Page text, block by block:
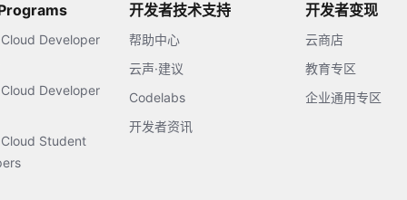
Developer
Developer
Student
开发者技术支持
帮助中心
云声·建议
Codelabs
开发者资讯
开发者变现
云商店
教育专区
企业通用专区